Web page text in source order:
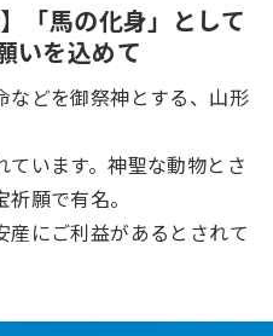
「馬の化身」として
いを込めて
などを御祭神とする、山形
います。神聖な動物とさ
願で有名。
にご利益があるとされて